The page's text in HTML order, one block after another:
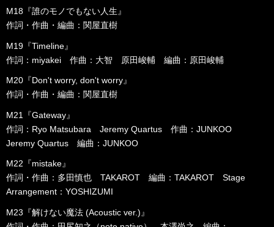
M18『誰のモノでもない人生』
作詞・作曲・編曲：関屋直樹
M19『Timeline』
作詞：miyakei 作曲：大智 原田峻輔 編曲：原田峻輔
M20『Don't worry, don't worry』
作詞・作曲・編曲：関屋直樹
M21『Gateway』
作詞：Ryo Matsubara Jeremy Quartus 作曲：JUNKOO
Jeremy Quartus 編曲：JUNKOO
M22『mistake』
作詞・作曲：多田慎也 TAKAROT 編曲：TAKAROT Stage
Arrangement：YOSHIZUMI
M23『解けない魔法 (Acoustic ver.)』